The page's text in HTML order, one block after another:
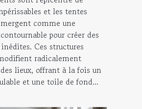
et les tentes
comme une
pour créer des
Ces structures
radicalement
lieux, offrant à la fois un
et une toile de fond...